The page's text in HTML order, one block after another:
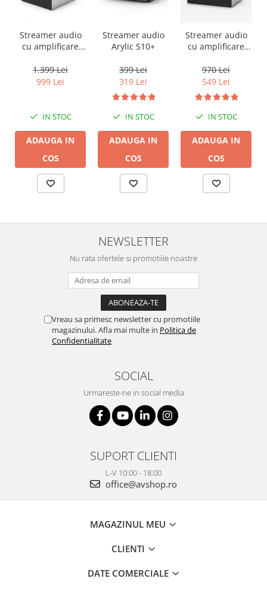
Streamer audio
cu amplificare
A50+, LAN /Wi-Fi
/Bluetooth,
1.399 Lei
999 Lei
IN STOC
ADAUGA IN
COS
Streamer audio
Arylic S10+
399 Lei
319 Lei
IN STOC
ADAUGA IN
COS
Streamer audio
cu amplificare
A30+, LAN /Wi-Fi
/Bluetooth,
24bit/192kHz,
Multiroom
970 Lei
549 Lei
IN STOC
ADAUGA IN
COS
NEWSLETTER
Nu rata ofertele si promotiile noastre
Vreau sa primesc newsletter cu promotiile
magazinului. Afla mai multe in Politica de
Confidentialitate
SOCIAL
Urmareste-ne in social media
SUPORT CLIENTI
L-V 10:00 - 18:00
office@avshop.ro
MAGAZINUL MEU
CLIENTI
DATE COMERCIALE